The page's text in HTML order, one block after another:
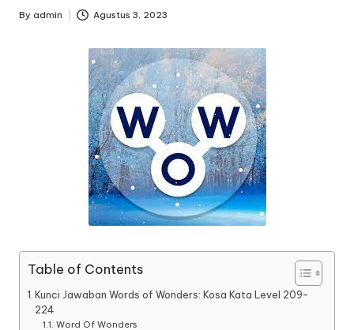
Posted
By admin Agustus 3, 2023
Table of Contents
Kunci Jawaban Words of Wonders: Kosa Kata Level 209-
224
Word Of Wonders